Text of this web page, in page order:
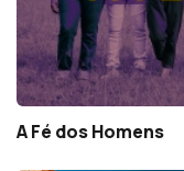
A Fé dos Homens